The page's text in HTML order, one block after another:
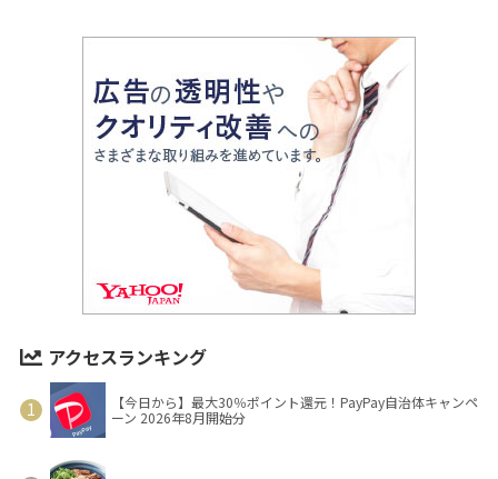
アクセスランキング
【今日から】最大30％ポイント還元！PayPay自治体キャンペ
ーン 2026年8月開始分